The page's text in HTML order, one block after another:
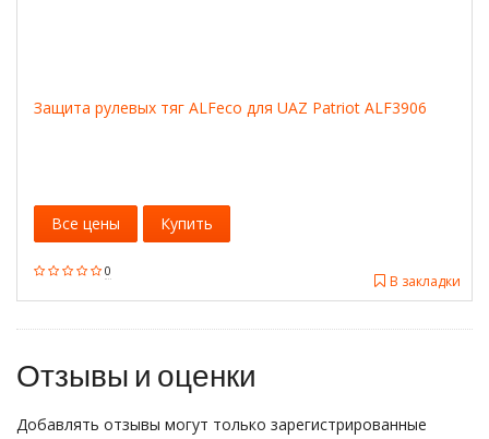
Защита рулевых тяг ALFeco для UAZ Patriot ALF3906
0
В закладки
Все цены Купить
Отзывы и оценки
Добавлять отзывы могут только зарегистрированные